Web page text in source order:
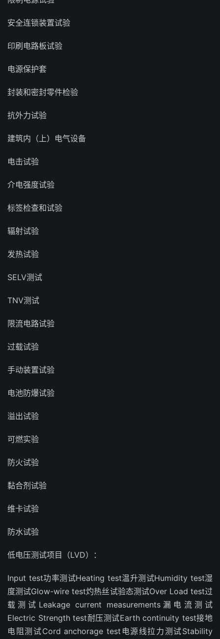
安全连锁装置试验
印刷电路板试验
电源保护套
封装和密封零件检验
抗外力试验
建筑内（上）电气设备
电击试验
介电强度试验
标签检查和试验
辐射试验
发热试验
SELV测试
TNV测试
限流电路试验
过载试验
手动装置试验
电池防爆试验
溢出试验
可燃实验
防火试验
黏合剂试验
维卡试验
防水试验
低电压测试项目（LVD）：
Input test功率测试Heating test温升测试Humidity test湿
度测试Glow-wire test灼热丝试验态测试Over Load test过
载测试Leakage current measurements漏电流测试
Electric Strength test耐压测试Earth continuity test接地
电阻测试Cord anchorage test电源线拉力测试Stability